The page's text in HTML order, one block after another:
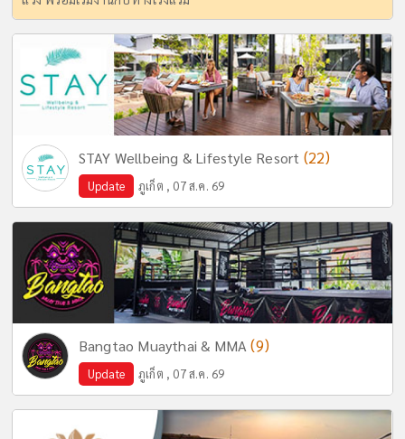
STAY Wellbeing & Lifestyle Resort (22)
Update ภูเก็ต , 07 ส.ค. 69
Bangtao Muaythai & MMA(9)
Update ภูเก็ต , 07 ส.ค. 69